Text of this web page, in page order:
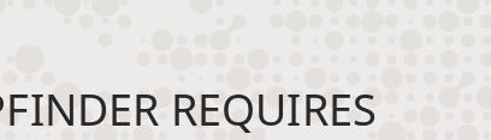
REQUIRES